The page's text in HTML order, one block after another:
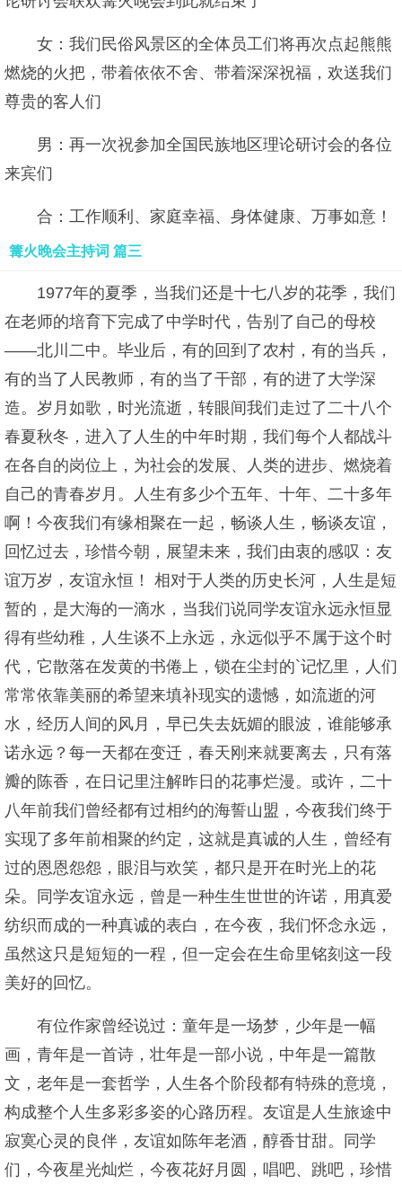
女：我们民俗风景区的全体员工们将再次点起熊熊
燃烧的火把，带着依依不舍、带着深深祝福，欢送我们
尊贵的客人们
男：再一次祝参加全国民族地区理论研讨会的各位
来宾们
合：工作顺利、家庭幸福、身体健康、万事如意！
篝火晚会主持词 篇三
1977年的夏季，当我们还是十七八岁的花季，我们
在老师的培育下完成了中学时代，告别了自己的母校
——北川二中。毕业后，有的回到了农村，有的当兵，
有的当了人民教师，有的当了干部，有的进了大学深
造。岁月如歌，时光流逝，转眼间我们走过了二十八个
春夏秋冬，进入了人生的中年时期，我们每个人都战斗
在各自的岗位上，为社会的发展、人类的进步、燃烧着
自己的青春岁月。人生有多少个五年、十年、二十多年
啊！今夜我们有缘相聚在一起，畅谈人生，畅谈友谊，
回忆过去，珍惜今朝，展望未来，我们由衷的感叹：友
谊万岁，友谊永恒！ 相对于人类的历史长河，人生是短
暂的，是大海的一滴水，当我们说同学友谊永远永恒显
得有些幼稚，人生谈不上永远，永远似乎不属于这个时
代，它散落在发黄的书倦上，锁在尘封的`记忆里，人们
常常依靠美丽的希望来填补现实的遗憾，如流逝的河
水，经历人间的风月，早已失去妩媚的眼波，谁能够承
诺永远？每一天都在变迁，春天刚来就要离去，只有落
瓣的陈香，在日记里注解昨日的花事烂漫。或许，二十
八年前我们曾经都有过相约的海誓山盟，今夜我们终于
实现了多年前相聚的约定，这就是真诚的人生，曾经有
过的恩恩怨怨，眼泪与欢笑，都只是开在时光上的花
朵。同学友谊永远，曾是一种生生世世的许诺，用真爱
纺织而成的一种真诚的表白，在今夜，我们怀念永远，
虽然这只是短短的一程，但一定会在生命里铭刻这一段
美好的回忆。
有位作家曾经说过：童年是一场梦，少年是一幅
画，青年是一首诗，壮年是一部小说，中年是一篇散
文，老年是一套哲学，人生各个阶段都有特殊的意境，
构成整个人生多彩多姿的心路历程。友谊是人生旅途中
寂寞心灵的良伴，友谊如陈年老酒，醇香甘甜。同学
们，今夜星光灿烂，今夜花好月圆，唱吧、跳吧，珍惜